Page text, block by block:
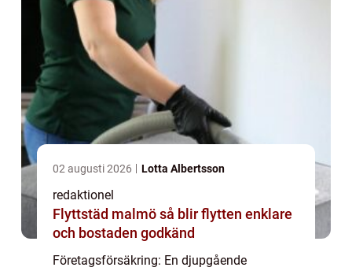
02 augusti 2026 Lotta Albertsson
redaktionel
Flyttstäd malmö så blir flytten enklare
och bostaden godkänd
Företagsförsäkring: En djupgående